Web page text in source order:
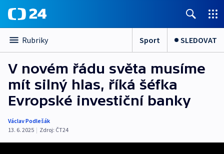
Rubriky Sport SLEDOVAT
V novém řádu světa musíme
mít silný hlas, říká šéfka
Evropské investiční banky
Václav Podlešák
13. 6. 2025 | Zdroj: ČT24